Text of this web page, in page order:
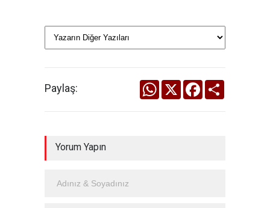
Paylaş: WhatsApp
X Facebook
Yorum Yapın